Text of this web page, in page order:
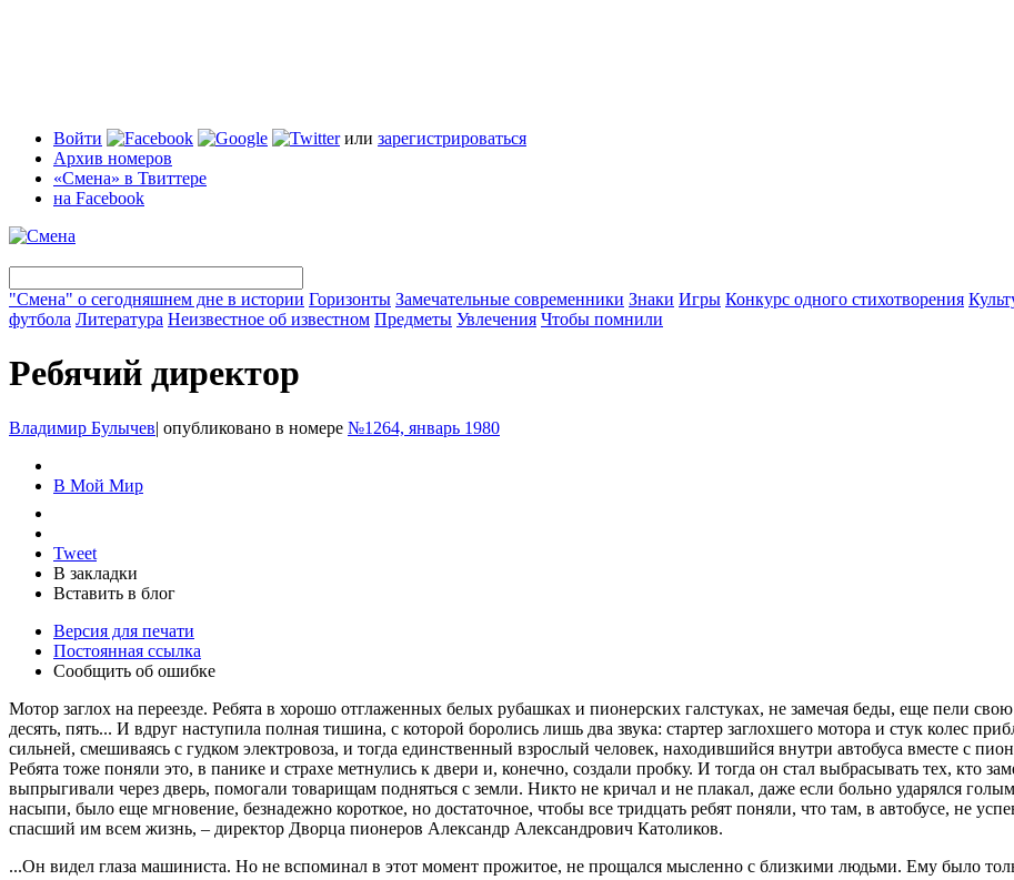
Войти или зарегистрироваться
Архив номеров
«Смена» в Твиттере
на Facebook
"Смена" о сегодняшнем дне в истории Горизонты Замечательные современники Знаки Игры Конкурс одного стихотворения
футбола Литература Неизвестное об известном Предметы Увлечения Чтобы помнили
Ребячий директор
Владимир Булычев| опубликовано в номере №1264, январь 1980
В Мой Мир
Tweet
В закладки
Вставить в блог
Версия для печати
Постоянная ссылка
Сообщить об ошибке
Мотор заглох на переезде. Ребята в хорошо отглаженных белых рубашках и пионерских галстуках, не замечая беды, еще пели
десять, пять... И вдруг наступила полная тишина, с которой боролись лишь два звука: стартер заглохшего мотора и стук колес
сильней, смешиваясь с гудком электровоза, и тогда единственный взрослый человек, находившийся внутри автобуса вместе с
Ребята тоже поняли это, в панике и страхе метнулись к двери и, конечно, создали пробку. И тогда он стал выбрасывать тех, кто
выпрыгивали через дверь, помогали товарищам подняться с земли. Никто не кричал и не плакал, даже если больно ударялся
насыпи, было еще мгновение, безнадежно короткое, но достаточное, чтобы все тридцать ребят поняли, что там, в автобусе, не
спасший им всем жизнь, – директор Дворца пионеров Александр Александрович Католиков.
...Он видел глаза машиниста. Но не вспоминал в этот момент прожитое, не прощался мысленно с близкими людьми. Ему было